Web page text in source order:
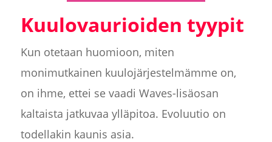
Kuulovaurioiden tyypit
Kun otetaan huomioon, miten
monimutkainen kuulojärjestelmämme on,
on ihme, ettei se vaadi Waves-lisäosan
kaltaista jatkuvaa ylläpitoa. Evoluutio on
todellakin kaunis asia.